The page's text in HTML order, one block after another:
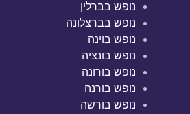
נופש בברלין
נופש בברצלונה
נופש בוינה
נופש בונציה
נופש בורונה
נופש בורנה
נופש בורשה